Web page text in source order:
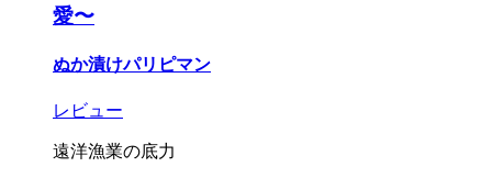
愛〜
ぬか漬けパリピマン
レビュー
遠洋漁業の底力